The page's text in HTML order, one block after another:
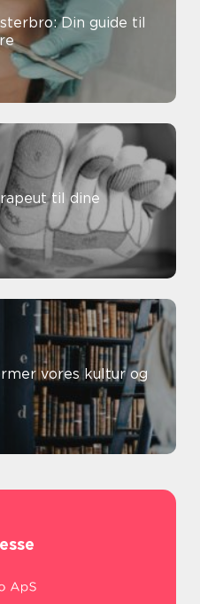
Din guide til
til dine
vores kultur og